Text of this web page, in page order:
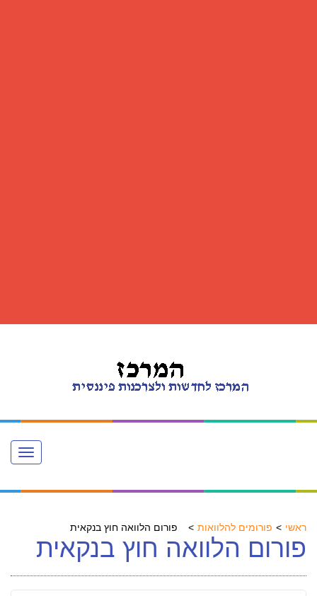
Toggle
navigation
ראשי פורומים להלוואות פורום הלוואה חוץ בנקאית
פורום הלוואה חוץ בנקאית